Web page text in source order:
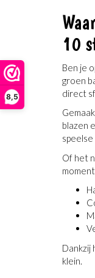
8,5
10
Ben je
groen
direct
blazen
Of het
Dankzij
klein.